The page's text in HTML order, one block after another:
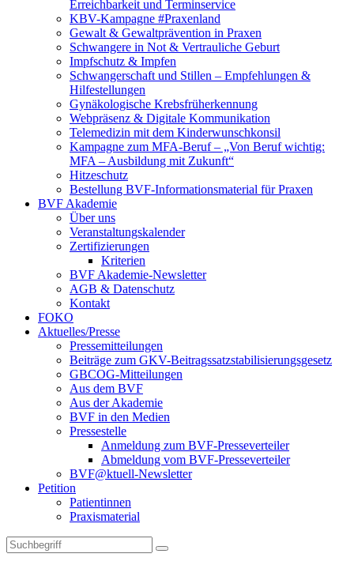
Erreichbarkeit und Terminservice
KBV-Kampagne #Praxenland
Gewalt & Gewaltprävention in Praxen
Schwangere in Not & Vertrauliche Geburt
Impfschutz & Impfen
Schwangerschaft und Stillen – Empfehlungen &
Hilfestellungen
Gynäkologische Krebsfrüherkennung
Webpräsenz & Digitale Kommunikation
Telemedizin mit dem Kinderwunschkonsil
Kampagne zum MFA-Beruf – „Von Beruf wichtig:
MFA – Ausbildung mit Zukunft“
Hitzeschutz
Bestellung BVF-Informationsmaterial für Praxen
BVF Akademie
Über uns
Veranstaltungskalender
Zertifizierungen
Kriterien
BVF Akademie-Newsletter
AGB & Datenschutz
Kontakt
FOKO
Aktuelles/Presse
Pressemitteilungen
Beiträge zum GKV-Beitragssatzstabilisierungsgesetz
GBCOG-Mitteilungen
Aus dem BVF
Aus der Akademie
BVF in den Medien
Pressestelle
Anmeldung zum BVF-Presseverteiler
Abmeldung vom BVF-Presseverteiler
BVF@ktuell-Newsletter
Petition
Patientinnen
Praxismaterial